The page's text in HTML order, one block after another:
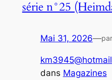
série n°25
Mai 31, 2026—par
dans Magazines